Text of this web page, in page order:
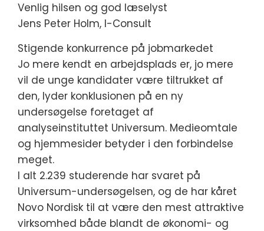
Venlig hilsen og god læselyst
Jens Peter Holm, I-Consult
Stigende konkurrence på jobmarkedet
Jo mere kendt en arbejdsplads er, jo mere
vil de unge kandidater være tiltrukket af
den, lyder konklusionen på en ny
undersøgelse foretaget af
analyseinstituttet Universum. Medieomtale
og hjemmesider betyder i den forbindelse
meget.
I alt 2.239 studerende har svaret på
Universum-undersøgelsen, og de har kåret
Novo Nordisk til at være den mest attraktive
virksomhed både blandt de økonomi- og